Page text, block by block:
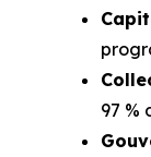
97 %